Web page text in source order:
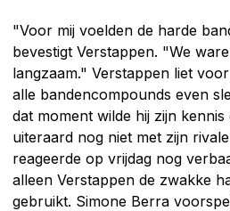
"Voor mij voelden de harde
bevestigt Verstappen. "We
langzaam." Verstappen liet
alle bandencompounds even
dat moment wilde hij zijn
uiteraard nog niet met zijn
reageerde op vrijdag nog
alleen Verstappen de zwakke
gebruikt. Simone Berra